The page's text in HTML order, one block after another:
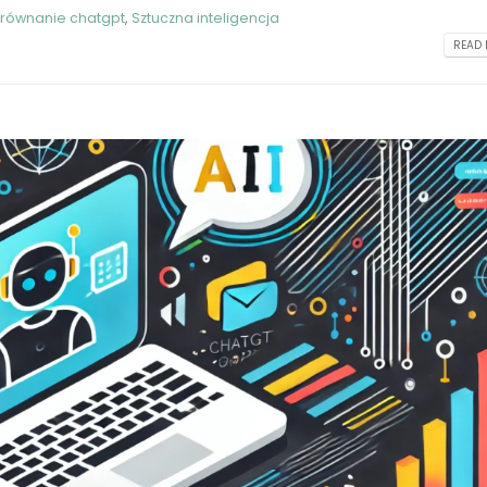
chatgpt, Sztuczna inteligencja
READ
agentowy AI Google?
technologicznego giganta
2025-08-11
GPT-5 od OpenAI: prawdziwy
skok jakości? Analiza
premierowych zmian i kontrowersji
2025-08-10
GPT‑5 – co już wiemy w 2025?
Funkcje, premiera,
zastosowania i kontrowersje
2025-07-25
Nowe modele ChatGPT:
GPT‑4.5, o1 i Operator –
Wycieku Danych
jak działa
2023-06-20
Bard AI: Nowa Era
Inteligencji
2023-06-20
Wojciech
Geniusz za
2023-06-01
Jasper AI:
Świecie
2023-05-31